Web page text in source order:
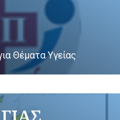
Θέματα Υγείας